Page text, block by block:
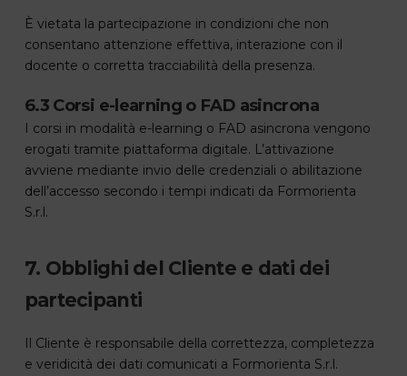
È vietata la partecipazione in condizioni che non
consentano attenzione effettiva, interazione con il
docente o corretta tracciabilità della presenza.
6.3 Corsi e-learning o FAD asincrona
I corsi in modalità e-learning o FAD asincrona vengono
erogati tramite piattaforma digitale. L’attivazione
avviene mediante invio delle credenziali o abilitazione
dell’accesso secondo i tempi indicati da Formorienta
S.r.l.
7. Obblighi del Cliente e dati dei
partecipanti
Il Cliente è responsabile della correttezza, completezza
e veridicità dei dati comunicati a Formorienta S.r.l.